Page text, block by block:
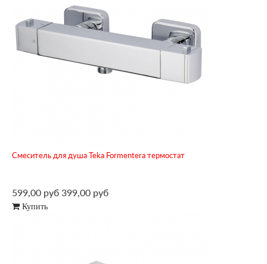
Смеситель для душа Teka Formentera термостат
599,00 руб 399,00 руб
Купить